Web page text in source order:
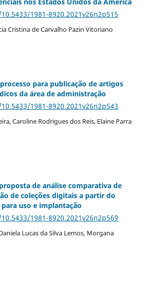
nos Estados Unidos da América
1981-8920.2021v26n2p515
Cristina de Carvalho Pazin Vitoriano
para publicação de artigos
da área de administração
1981-8920.2021v26n2p543
Caroline Rodrigues dos Reis, Elaine Parra
de análise comparativa de
de coleções digitais a partir do
uso e implantação
1981-8920.2021v26n2p569
Lucas da Silva Lemos, Morgana